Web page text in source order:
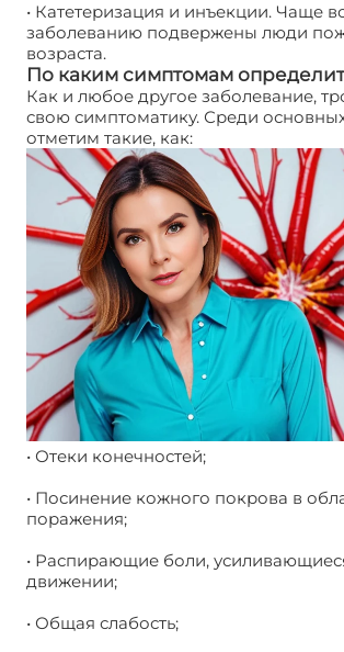
• Катетеризация и инъекции. Чаще
заболеванию подвержены люди
возраста.
По каким симптомам
Как и любое другое заболевание,
свою симптоматику. Среди
отметим такие, как:
• Отеки конечностей;
• Посинение кожного покрова в
поражения;
• Распирающие боли,
движении;
• Общая слабость;